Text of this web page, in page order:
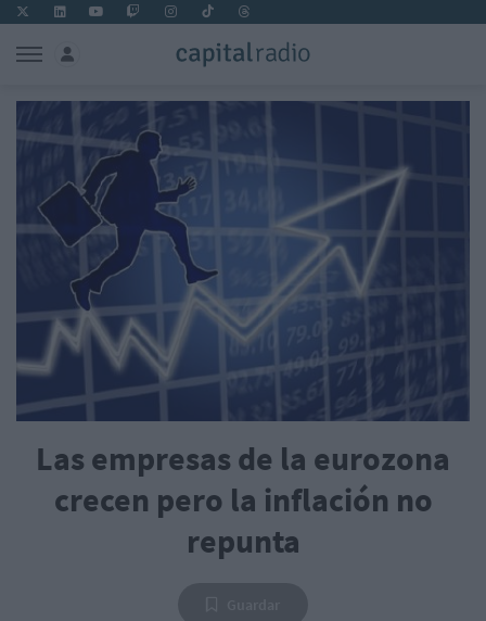
Las empresas de la eurozona
crecen pero la inflación no
repunta